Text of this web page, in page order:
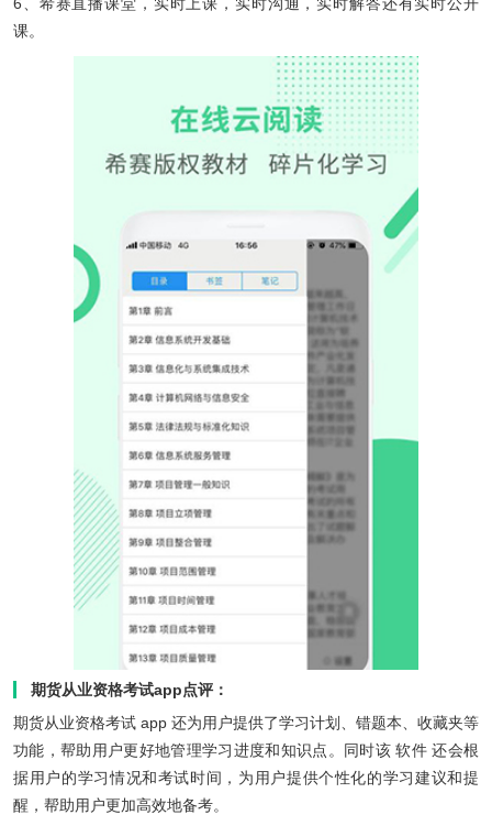
课。
期货从业资格考试app点评：
期货从业资格考试 app 还为用户提供了学习计划、错题本、收藏夹等
功能，帮助用户更好地管理学习进度和知识点。同时该 软件 还会根
据用户的学习情况和考试时间，为用户提供个性化的学习建议和提
醒，帮助用户更加高效地备考。